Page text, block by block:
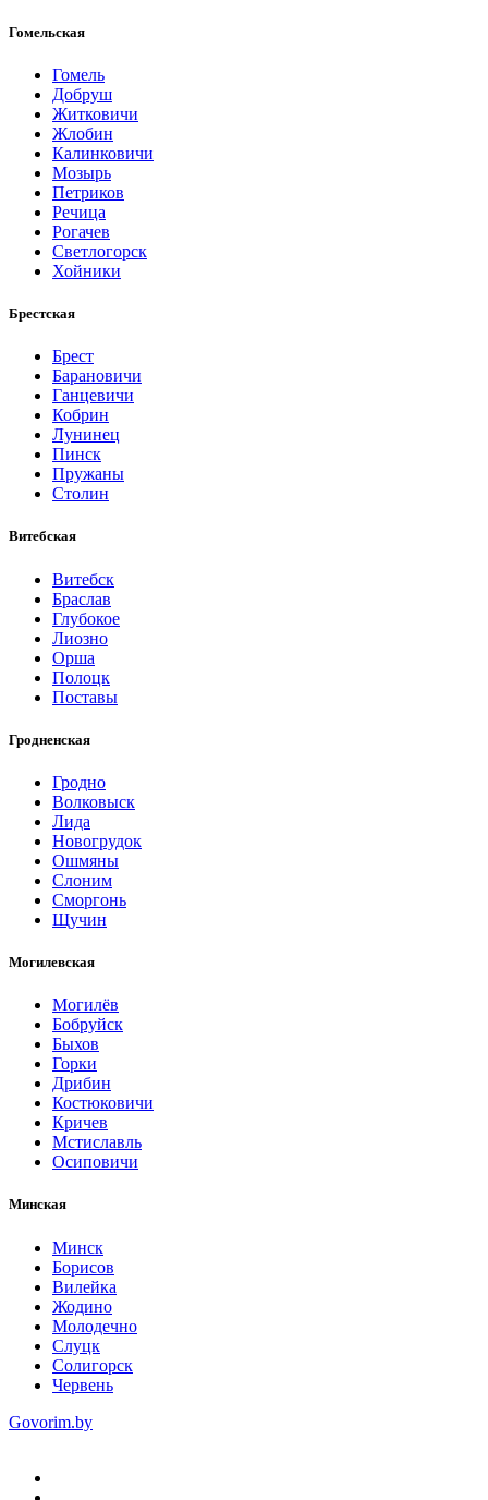
Гомельская
Гомель
Добруш
Житковичи
Жлобин
Калинковичи
Мозырь
Петриков
Речица
Рогачев
Светлогорск
Хойники
Брестская
Брест
Барановичи
Ганцевичи
Кобрин
Лунинец
Пинск
Пружаны
Столин
Витебская
Витебск
Браслав
Глубокое
Лиозно
Орша
Полоцк
Поставы
Гродненская
Гродно
Волковыск
Лида
Новогрудок
Ошмяны
Слоним
Сморгонь
Щучин
Могилевская
Могилёв
Бобруйск
Быхов
Горки
Дрибин
Костюковичи
Кричев
Мстиславль
Осиповичи
Минская
Минск
Борисов
Вилейка
Жодино
Молодечно
Слуцк
Солигорск
Червень
Govorim.by